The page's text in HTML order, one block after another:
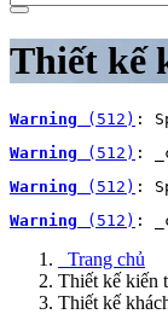
Thiết kế
Warning (512) :
Warning (512) :
Warning (512) :
Warning (512) :
Trang chủ
Thiết kế kiến
Thiết kế